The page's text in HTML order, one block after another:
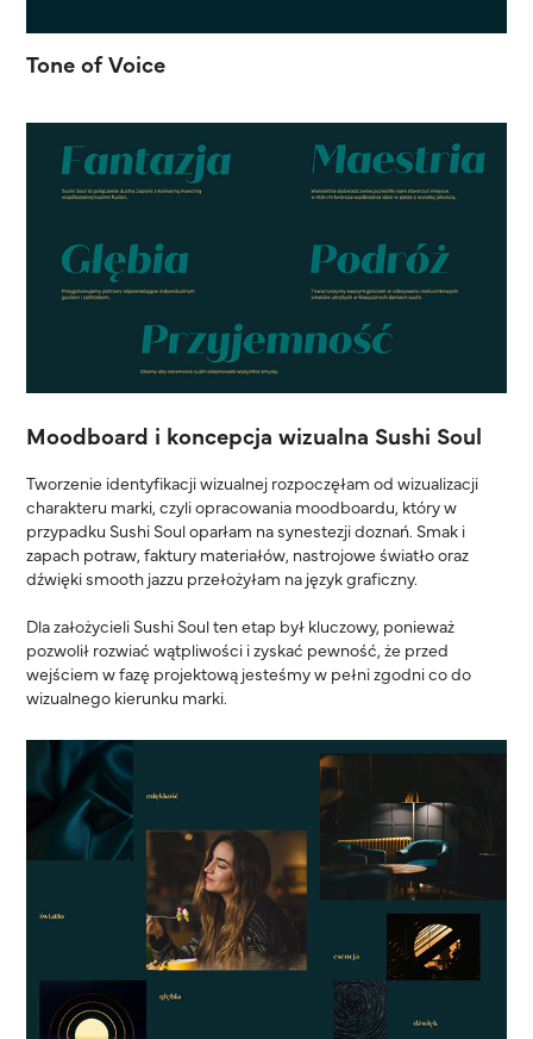
Tone of Voice
Moodboard i koncepcja wizualna Sushi Soul
Tworzenie identyfikacji wizualnej rozpoczęłam od wizualizacji
charakteru marki, czyli opracowania moodboardu, który w
przypadku Sushi Soul oparłam na synestezji doznań. Smak i
zapach potraw, faktury materiałów, nastrojowe światło oraz
dźwięki smooth jazzu przełożyłam na język graficzny.
Dla założycieli Sushi Soul ten etap był kluczowy, ponieważ
pozwolił rozwiać wątpliwości i zyskać pewność, że przed
wejściem w fazę projektową jesteśmy w pełni zgodni co do
wizualnego kierunku marki.